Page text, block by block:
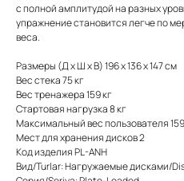
с полной амплитудой на разных
упражнение становится легче по
веса.
Размеры (Д x Ш x В) 196 x 136 x 147 cм
Вес стека 75 кг
Вес тренажера 159 кг
Стартовая нагрузка 8 кг
Максимальный вес пользователя
Мест для хранения дисков 2
Код изделия PL-ANH
Вид/Turlar: Нагружаемые дисками/